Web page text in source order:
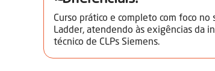
Curso prático e completo com foco
Ladder, atendendo às exigências da
técnico de CLPs Siemens.